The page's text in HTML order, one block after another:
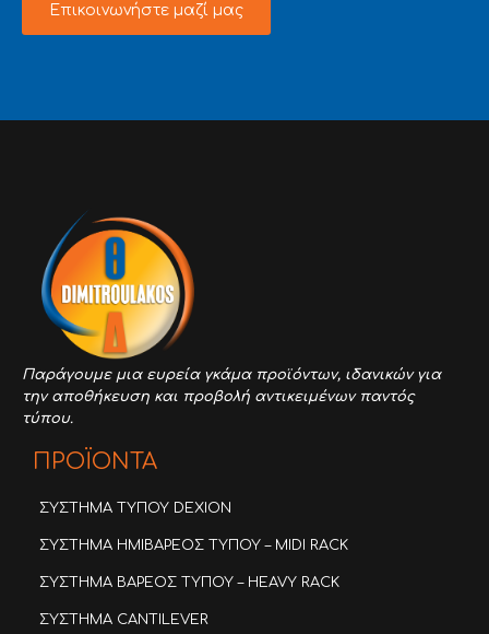
Επικοινωνήστε μαζί μας
Παράγουμε μια ευρεία γκάμα προϊόντων, ιδανικών για
την αποθήκευση και προβολή αντικειμένων παντός
τύπου.
ΠΡΟΪΟΝΤΑ
ΣΥΣΤΗΜΑ ΤΥΠΟΥ DEXION
ΣΥΣΤΗΜΑ ΗΜΙΒΑΡΕΟΣ ΤΥΠΟΥ – MIDI RACK
ΣΥΣΤΗΜΑ ΒΑΡΕΟΣ ΤΥΠΟΥ – HEAVY RACK
ΣΥΣΤΗΜΑ CANTILEVER